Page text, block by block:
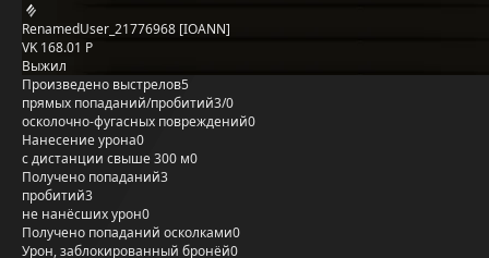
RenamedUser_21776968 [IOANN]
VK 168.01 P
Выжил
Произведено выстрелов5
прямых попаданий/пробитий3/0
осколочно-фугасных повреждений0
Нанесение урона0
с дистанции свыше 300 м0
Получено попаданий3
пробитий3
не нанёсших урон0
Получено попаданий осколками0
Урон, заблокированный бронёй0